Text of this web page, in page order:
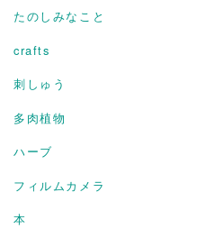
たのしみなこと
crafts
刺しゅう
多肉植物
ハーブ
フィルムカメラ
本